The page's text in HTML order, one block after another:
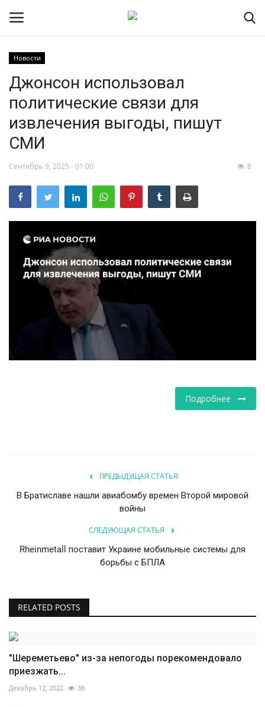
НОВОСТИ
RSS – экспорт новостей
РОССИЯ
МИР
ЭКОНОМИКА
КУЛЬТУРА
ПРОИСШЕСТВИЯ
Новости
Джонсон использовал
политические связи для
извлечения выгоды, пишут
СМИ
Сентябрь 9, 2025 - 01:00 8
Подробнее
ПРЕДЫДУЩАЯ СТАТЬЯ
В Братиславе нашли авиабомбу времен Второй мировой
войны
СЛЕДУЮЩАЯ СТАТЬЯ
Rheinmetall поставит Украине мобильные системы для
борьбы с БПЛА
RELATED POSTS
"Шереметьево" из-за непогоды порекомендовало
приезжать...
Декабрь 12, 2022 38